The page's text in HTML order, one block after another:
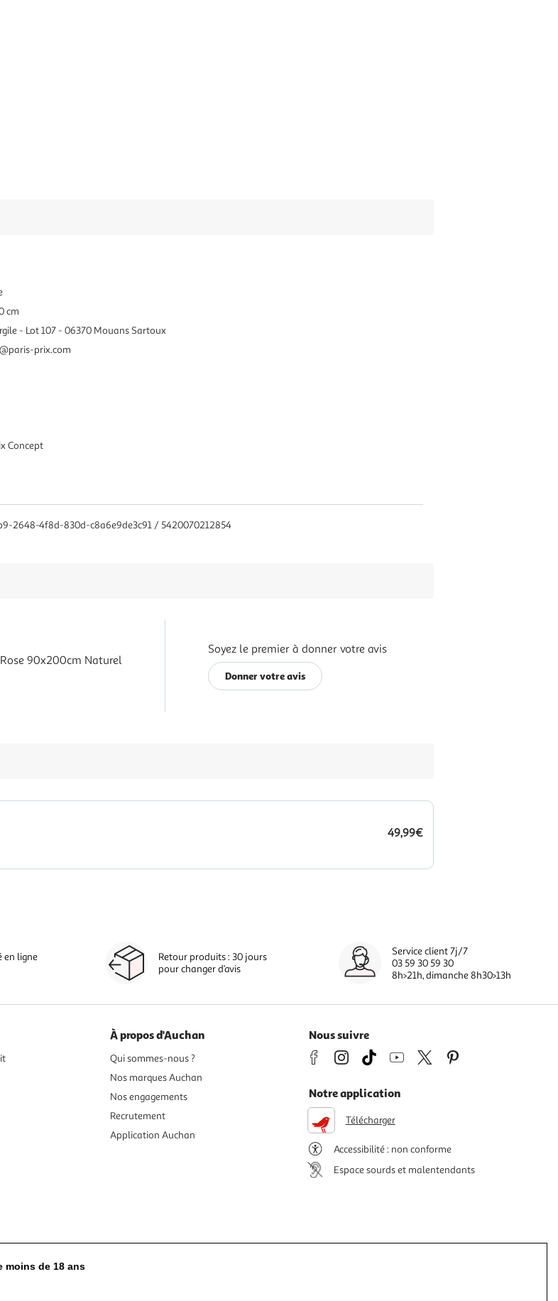
cm
- Lot 107 - 06370 Mouans Sartoux
prix.com
Concept
2648-4f8d-830d-c8a6e9de3c91 / 5420070212854
90x200cm Naturel
Soyez le premier à donner votre avis
Donner votre avis
49,99€
en ligne
Retour produits : 30 jours
pour changer d’avis
Service client 7j/7
03 59 30 59 30
8h>21h, dimanche 8h30>13h
À propos d'Auchan
Qui sommes-nous ?
Nos marques Auchan
Nos engagements
Recrutement
Application Auchan
Nous suivre
Notre application
Télécharger
Accessibilité : non conforme
Espace sourds et malentendants
moins de 18 ans